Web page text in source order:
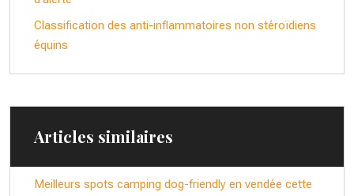
Classification des anti-inflammatoires non stéroïdiens
équins
Articles similaires
Meilleurs spots camping dog-friendly en vendée cette